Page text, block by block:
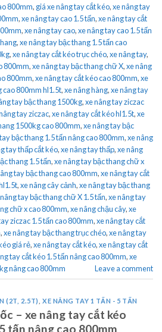
800mm, giá xe nâng tay cắt kéo,xe nâng tay
,xe nâng tay cao 1.5 tấn,xe nâng tay cắt
,xe nâng tay cao,xe nâng tay cao 1.5 tấn
,xe nâng tay bậc thang 1.5 tấn cao
,xe nâng tay cắt kéo trục chéo,xe nâng tay,
800mm,xe nâng tay bậc thang chữ X,xe nâng
800mm,xe nâng tay cắt kéo cao 800mm,xe
cao 800mm hl1.5t,xe nâng hàng,xe nâng tay
tay bậc thang 1500kg,xe nâng tay ziczac
tay ziczac,xe nâng tay cắt kéo hl1.5t,xe
1500kg cao 800mm,xe nâng tay bậc
bậc thang 1.5 tấn nâng cao 800mm,xe nâng
tay thấp cắt kéo,xe nâng tay thấp,xe nâng
thang 1.5 tấn,xe nâng tay bậc thang chữ x
tay bậc thang cao 800mm,xe nâng tay cắt
,xe nâng cây cảnh,xe nâng tay bậc thang
tay bậc thang chữ X 1.5 tấn,xe nâng tay
chữ x cao 800mm,xe nâng chậu cây,xe
ziczac 1.5 tấn cao 800mm,xe nâng tay cắt
,xe nâng tay bậc thang trục chéo,xe nâng tay
giá rẻ,xe nâng tay cắt kéo,xe nâng tay cắt
tay cắt kéo 1.5 tấn nâng cao 800mm,xe
nâng cao 800mm
Leave a comment
(2T, 2.5T) ,XE NÂNG TAY 1 TẤN - 5 TẤN
– xe nâng tay cắt kéo
tấn nâng cao 800mm